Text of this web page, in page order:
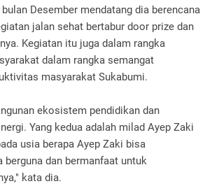
Desember mendatang dia berencana
jalan sehat bertabur door prize dan
Kegiatan itu juga dalam rangka
dalam rangka semangat
masyarakat Sukabumi.
ekosistem pendidikan dan
Yang kedua adalah milad Ayep Zaki
usia berapa Ayep Zaki bisa
berguna dan bermanfaat untuk
kata dia.